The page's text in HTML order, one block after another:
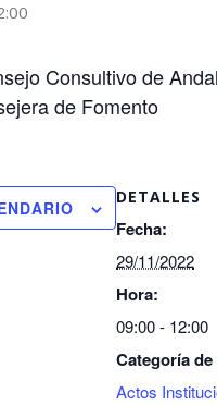
Consultivo de
de Fomento
DETALLES
Fecha:
29/11/2022
Hora:
09:00 - 12:00
Categoría
Actos